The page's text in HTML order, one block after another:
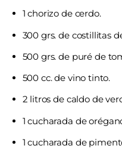
1 chorizo de cerdo.
300 grs. de costillitas
500 grs. de puré de
500 cc. de vino tinto.
2 litros de caldo de
1 cucharada de
1 cucharada de